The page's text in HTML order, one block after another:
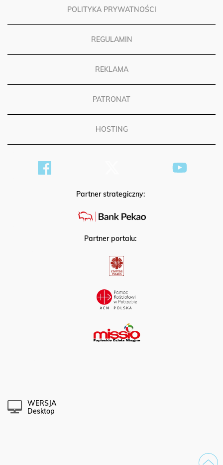
POLITYKA PRYWATNOŚCI
REGULAMIN
REKLAMA
PATRONAT
HOSTING
Partner strategiczny:
Partner portalu:
WERSJA
Desktop